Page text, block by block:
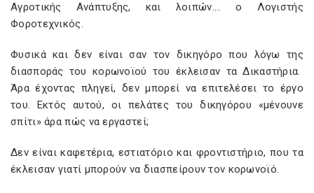
Αγροτικής Ανάπτυξης, και λοιπών…. ο Λογιστής
Φοροτεχνικός.
Φυσικά και δεν είναι σαν τον δικηγόρο που λόγω της
διασποράς του κορωνοϊού του έκλεισαν τα Δικαστήρια.
Άρα έχοντας πληγεί, δεν μπορεί να επιτελέσει το έργο
του. Εκτός αυτού, οι πελάτες του δικηγόρου «μένουνε
σπίτι» άρα πώς να εργαστεί;
Δεν είναι καφετέρια, εστιατόριο και φροντιστήριο, που τα
έκλεισαν γιατί μπορούν να διασπείρουν τον κορωνοϊό.